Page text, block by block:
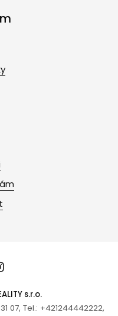
s.r.o.
07, Tel.: +421244442222,